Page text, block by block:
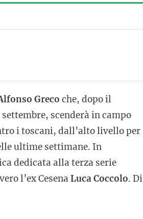
Greco che, dopo il
scenderà in campo
i toscani, dall’alto livello per
ultime settimane. In
dedicata alla terza serie
l’ex Cesena Luca Coccolo. Di